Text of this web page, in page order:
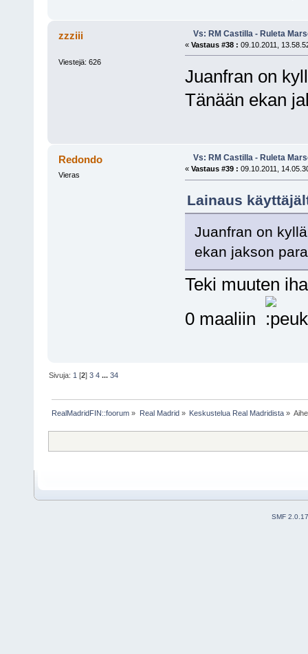
zzziii
Viestejä: 626
Vs: RM Castilla - Ruleta
« Vastaus #38 : 09.10.2011,
Juanfran on
Tänään ekan
Redondo
Vieras
Vs: RM Castilla - Ruleta
« Vastaus #39 : 09.10.2011,
Lainaus
Juanfran on
ekan jakson
Teki muuten
0 maaliin
Sivuja: 1 [2]3 4 ...34
RealMadridFIN::foorum » Real Madrid» Keskustelua Real Madridista»
SMF 2.0.17